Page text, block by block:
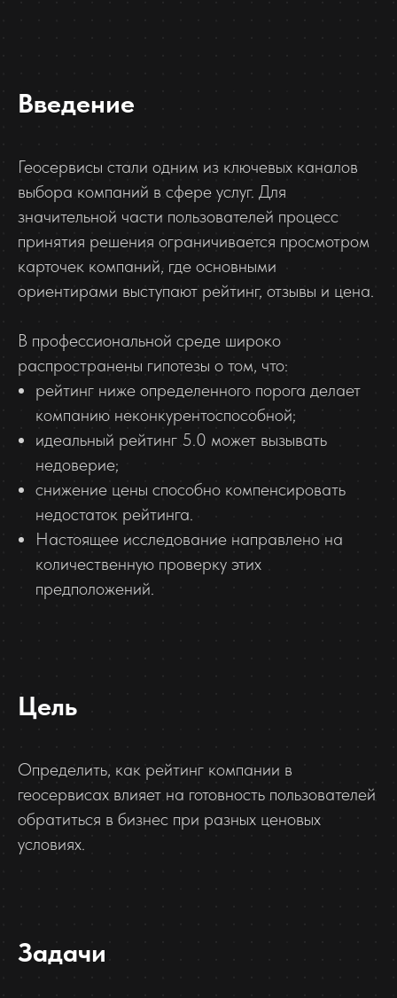
Введение
Геосервисы стали одним из ключевых каналов
выбора компаний в сфере услуг. Для
значительной части пользователей процесс
принятия решения ограничивается просмотром
карточек компаний, где основными
ориентирами выступают рейтинг, отзывы и цена.
В профессиональной среде широко
распространены гипотезы о том, что:
рейтинг ниже определенного порога делает
компанию неконкурентоспособной;
идеальный рейтинг 5.0 может вызывать
недоверие;
снижение цены способно компенсировать
недостаток рейтинга.
Настоящее исследование направлено на
количественную проверку этих
предположений.
Цель
Определить, как рейтинг компании в
геосервисах влияет на готовность пользователей
обратиться в бизнес при разных ценовых
условиях.
Задачи